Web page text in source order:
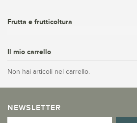
Frutta e frutticoltura
Il mio carrello
Non hai articoli nel carrello.
NEWSLETTER